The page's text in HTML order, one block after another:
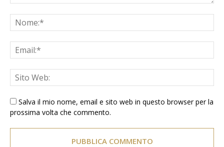
Salva il mio nome, email e sito web in questo browser per la
prossima volta che commento.